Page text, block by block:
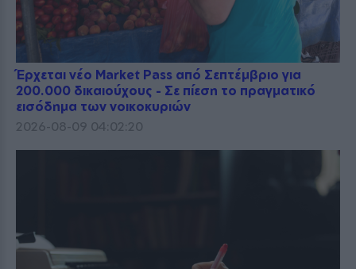
Έρχεται νέο Market Pass από Σεπτέμβριο για
200.000 δικαιούχους - Σε πίεση το πραγματικό
εισόδημα των νοικοκυριών
2026-08-09 04:02:20